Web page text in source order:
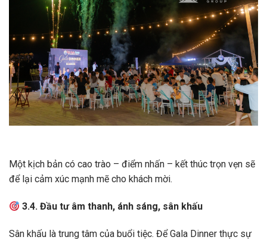
Một kịch bản có cao trào – điểm nhấn – kết thúc trọn vẹn sẽ
để lại cảm xúc mạnh mẽ cho khách mời.
3.4. Đầu tư âm thanh, ánh sáng, sân khấu
Sân khấu là trung tâm của buổi tiệc. Để Gala Dinner thực sự